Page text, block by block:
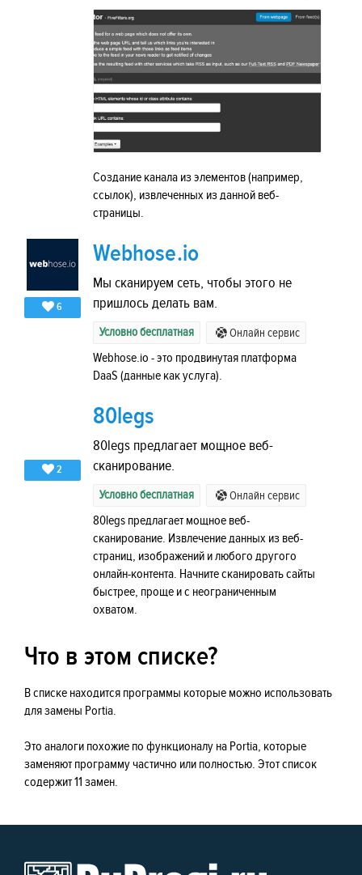
Создание канала из элементов (например,
ссылок), извлеченных из данной веб-
страницы.
6
Webhose.io
Мы сканируем сеть, чтобы этого не
пришлось делать вам.
Условно бесплатная Онлайн сервис
Webhose.io - это продвинутая платформа
DaaS (данные как услуга).
2
80legs
80legs предлагает мощное веб-
сканирование.
Условно бесплатная Онлайн сервис
80legs предлагает мощное веб-
сканирование. Извлечение данных из веб-
страниц, изображений и любого другого
онлайн-контента. Начните сканировать сайты
быстрее, проще и с неограниченным
охватом.
Что в этом списке?
В списке находится программы которые можно использовать
для замены Portia.
Это аналоги похожие по функционалу на Portia, которые
заменяют программу частично или полностью. Этот список
содержит 11 замен.